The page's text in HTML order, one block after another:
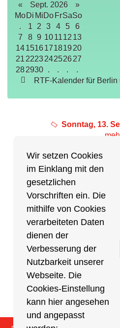
Wir setzen Cookies
im Einklang mit den
gesetzlichen
Vorschriften ein. Die
mithilfe von Cookies
verarbeiteten Daten
dienen der
Verbesserung der
Nutzbarkeit unserer
Webseite. Die
Cookies-Einstellung
kann hier angesehen
und angepasst
«
Sept. 2026
»
MoDi MiDo FrSaSo
.
1 2 3 4 5
6
7
8 9 10 1112 13
141516171819 20
21 222324252627
282930 . . .
.
RTF-Kalender für
Sonntag, 13.
Partner des